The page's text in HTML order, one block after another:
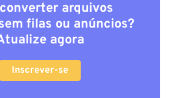
arquivos
filas ou anúncios?
agora
Inscrever-se